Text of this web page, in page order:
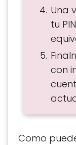
Una
tu
con
Como